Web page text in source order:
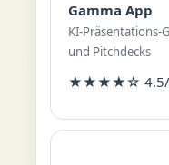
Gamma App
KI-Präsentations-
und Pitchdecks
★★★★☆ 4.5/